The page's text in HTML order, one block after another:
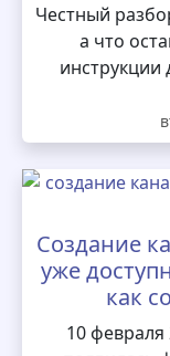
Честный
а что
инструкции
Создание
уже
как
10 февраля